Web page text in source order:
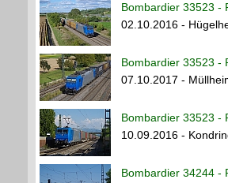
Bombardier 33523 -
02.10.2016 -
Bombardier 33523 -
07.10.2017 -
Bombardier 33523 -
10.09.2016 -
Bombardier 34244 -